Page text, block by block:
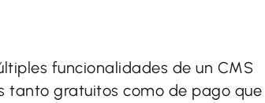
funcionalidades de un CMS
tanto gratuitos como de pago que